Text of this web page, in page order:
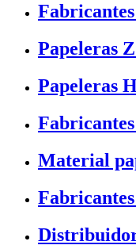
Fabricantes
Papeleras
Papeleras
Material